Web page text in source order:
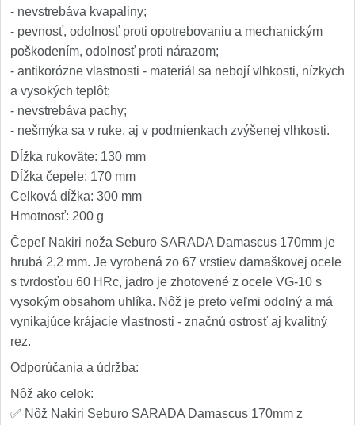
- nevstrebáva kvapaliny;
- pevnosť, odolnosť proti opotrebovaniu a mechanickým
poškodením, odolnosť proti nárazom;
- antikorózne vlastnosti - materiál sa nebojí vlhkosti, nízkych
a vysokých teplôt;
- nevstrebáva pachy;
- nešmýka sa v ruke, aj v podmienkach zvýšenej vlhkosti.
Dĺžka rukoväte: 130 mm
Dĺžka čepele: 170 mm
Celková dĺžka: 300 mm
Hmotnosť: 200 g
Čepeľ Nakiri noža Seburo SARADA Damascus 170mm je
hrubá 2,2 mm. Je vyrobená zo 67 vrstiev damaškovej ocele
s tvrdosťou 60 HRc, jadro je zhotovené z ocele VG-10 s
vysokým obsahom uhlíka. Nôž je preto veľmi odolný a má
vynikajúce krájacie vlastnosti - značnú ostrosť aj kvalitný
rez.
Odporúčania a údržba:
Nôž ako celok:
✅ Nôž Nakiri Seburo SARADA Damascus 170mm z